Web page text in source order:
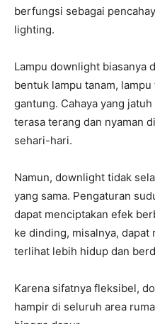
berfungsi sebagai
lighting.
Lampu downlight biasanya
bentuk lampu tanam,
gantung. Cahaya yang
terasa terang dan nyaman
sehari-hari.
Namun, downlight tidak
yang sama. Pengaturan
dapat menciptakan efek
ke dinding, misalnya,
terlihat lebih hidup dan
Karena sifatnya fleksibel,
hampir di seluruh area